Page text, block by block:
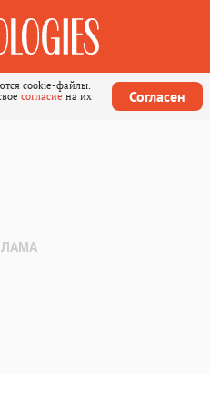
cookie-файлы.
согласие на их
Согласен